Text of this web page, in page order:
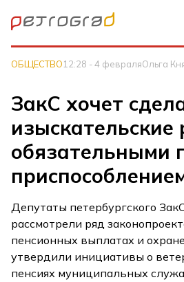
ОБЩЕСТВО12:28 - 4 февраляОльга
ЗакС хочет
изыскательские
обязательными
Депутаты петербургского
рассмотрели ряд
пенсионных выплатах и
утвердили инициативы о
пенсиях муниципальных